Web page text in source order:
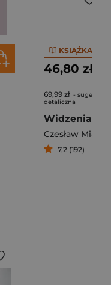
KSIĄŻKA
46,80 zł
69,99 zł -
detaliczna
Czesław Miłosz
7,2 (192)